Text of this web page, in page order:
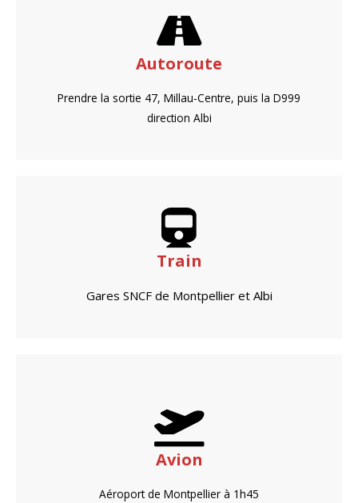
Autoroute
Prendre la sortie 47, Millau-Centre, puis la D999
direction Albi
Train
Gares SNCF de Montpellier et Albi
Avion
Aéroport de Montpellier à 1h45